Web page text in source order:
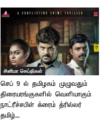
சினிமா செய்திகள்
செப் 9 ல் தமிழகம் முழுவதும்
திரையரங்குகளில் வெளியாகும்
நாட்ரீச்சபிள் க்ரைம் த்ரில்லர்
தமிழ்...